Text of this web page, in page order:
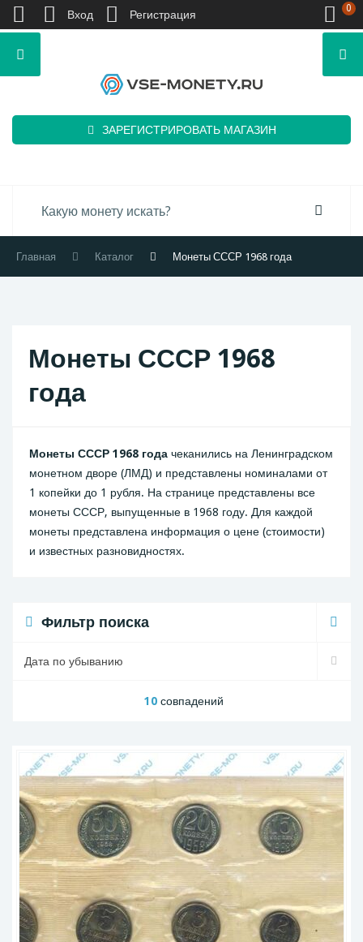
ЗАРЕГИСТРИРОВАТЬ МАГАЗИН
Главная Каталог Монеты СССР 1968 года
Монеты СССР 1968
года
Монеты СССР 1968 года чеканились на Ленинградском
монетном дворе (ЛМД) и представлены номиналами от
1 копейки до 1 рубля. На странице представлены все
монеты СССР, выпущенные в 1968 году. Для каждой
монеты представлена информация о цене (стоимости)
и известных разновидностях.
Фильтр поиска
10совпадений
Вход Регистрация 0